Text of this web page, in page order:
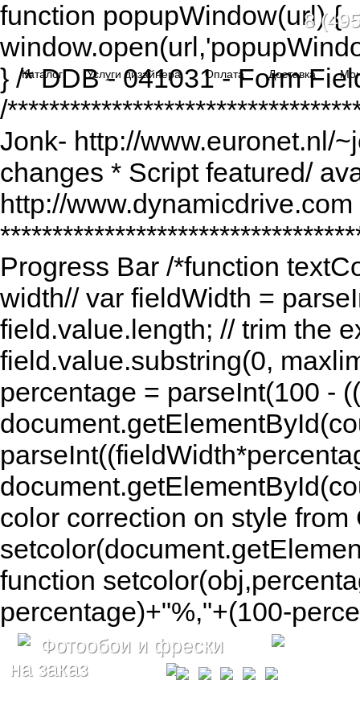
function popupWindow(url) {
} /* DDB - 041031 - Form
/
Jonk- http://www.euronet.nl/
changes * Script featured/
http://
Progress Bar /*function
width// var fieldWidth =
field.value.length; // trim the
field.value.substring(0,
percentage = parseInt(100 -
color correction on style
function
percentage)+"%,"+(100-
Фотообои и фрески
на заказ
8
Каталог Услуги дизайнера Оплата Доставка